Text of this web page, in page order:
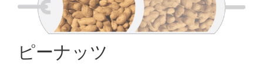
ピーナッツ